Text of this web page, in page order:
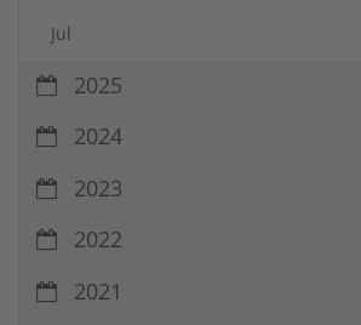
Jul
2025
2024
2023
2022
2021